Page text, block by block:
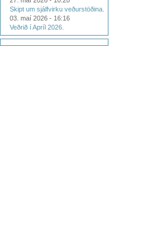
Skipt um sjálfvirku veðurstöðina.
03. maí 2026 - 16:16
Veðrið í Apríl 2026.